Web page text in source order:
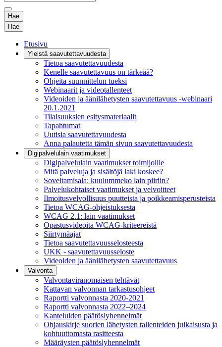
Hae
Hae
Etusivu
Yleistä saavutettavuudesta
Tietoa saavutettavuudesta
Kenelle saavutettavuus on tärkeää?
Ohjeita suunnittelun tueksi
Webinaarit ja videotallenteet
Videoiden ja äänilähetysten saavutettavuus -webinaari
20.1.2021
Tilaisuuksien esitysmateriaalit
Tapahtumat
Uutisia saavutettavuudesta
Anna palautetta tämän sivun saavutettavuudesta
Digipalvelulain vaatimukset
Digipalvelulain vaatimukset toimijoille
Mitä palveluja ja sisältöjä laki koskee?
Soveltamisala: kuulummeko lain piiriin?
Palvelukohtaiset vaatimukset ja velvoitteet
Ilmoitusvelvollisuus puutteista ja poikkeamisperusteista
Tietoa WCAG-ohjeistuksesta
WCAG 2.1: lain vaatimukset
Opastusvideoita WCAG-kriteereistä
Siirtymäajat
Tietoa saavutettavuusselosteesta
UKK - saavutettavuusseloste
Videoiden ja äänilähetysten saavutettavuus
Valvonta
Valvontaviranomaisen tehtävät
Kattavan valvonnan tarkastusohjeet
Raportti valvonnasta 2020-2021
Raportti valvonnasta 2022–2024
Kanteluiden päätöslyhennelmät
Ohjauskirje suorien lähetysten tallenteiden julkaisusta ja
kohtuuttomasta rasitteesta
Määräysten päätöslyhennelmät